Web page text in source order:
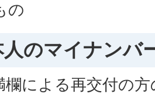
の
人のマイナンバ
欄による再交付の